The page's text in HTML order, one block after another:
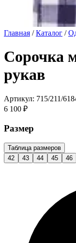
Главная / Каталог /
Сорочка
рукав
Артикул: 715/211/
6 100 ₽
Размер
Таблица размеров
42
43 44 45 46